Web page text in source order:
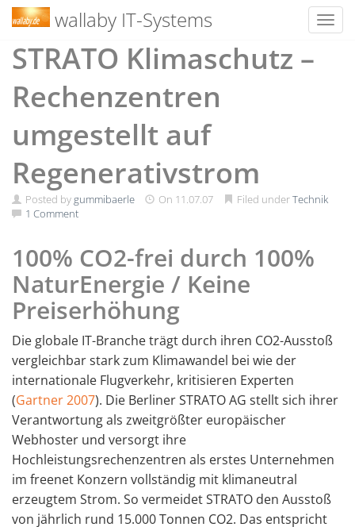
Skip
wallaby IT-Systems
STRATO Klimaschutz –
Rechenzentren
umgestellt auf
Regenerativstrom
Posted bygummibaerle On 11.07.07 Filed underTechnik
1 Comment
100% CO2-frei durch 100%
NaturEnergie / Keine
Preiserhöhung
Die globale IT-Branche trägt durch ihren CO2-Ausstoß
vergleichbar stark zum Klimawandel bei wie der
internationale Flugverkehr, kritisieren Experten
(Gartner 2007). Die Berliner STRATO AG stellt sich ihrer
Verantwortung als zweitgrößter europäischer
Webhoster und versorgt ihre
Hochleistungsrechenzentren als erstes Unternehmen
im freenet Konzern vollständig mit klimaneutral
erzeugtem Strom. So vermeidet STRATO den Ausstoß
von jährlich rund 15.000 Tonnen CO2. Das entspricht